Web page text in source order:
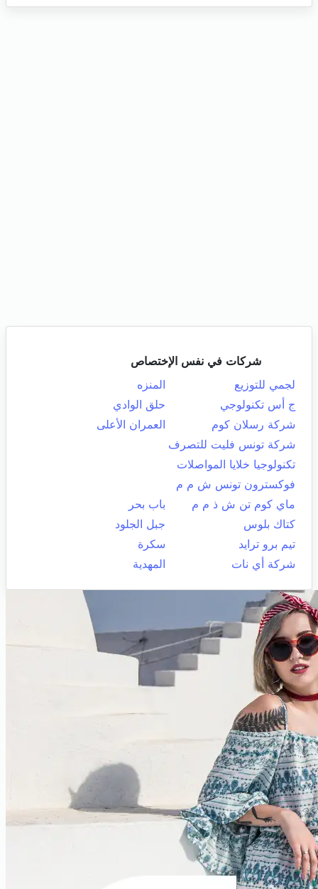
شركات في نفس الإختصاص
لجمي للتوزيع
المنزه
ج أس تكنولوجي
حلق الوادي
شركة رسلان كوم
العمران الأعلى
شركة تونس فليت للتصرف
تكنولوجيا خلايا المواصلات
فوكسترون تونس ش م م
ماي كوم تن ش ذ م م
باب بحر
كتاك بلوس
جبل الجلود
تيم برو ترايد
سكرة
شركة أي نات
المهدية